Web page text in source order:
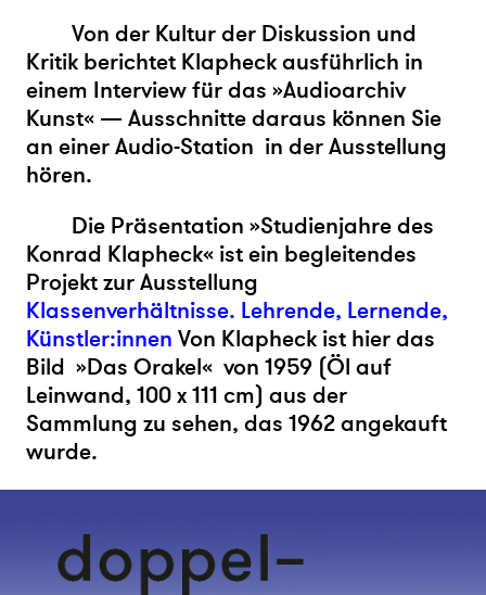
Von der Kultur der Diskussion und
Kritik berichtet Klapheck ausführlich in
einem Interview für das »Audioarchiv
Kunst« — Ausschnitte daraus können Sie
an einer Audio-Station in der Ausstellung
hören.
Die Präsentation »Studienjahre des
Konrad Klapheck« ist ein begleitendes
Projekt zur Ausstellung
Klassenverhältnisse. Lehrende, Lernende,
Künstler:innen Von Klapheck ist hier das
Bild »Das Orakel« von 1959 (Öl auf
Leinwand, 100 x 111 cm) aus der
Sammlung zu sehen, das 1962 angekauft
wurde.